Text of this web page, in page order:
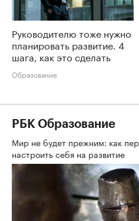
Руководителю тоже нужно
планировать развитие. 4
шага, как это сделать
Образование
РБК Образование
Мир не будет прежним: как
настроить себя на развитие